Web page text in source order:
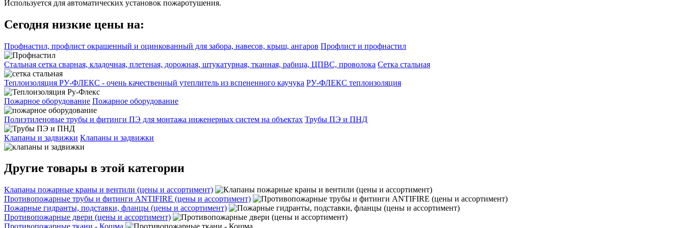
Используется для автоматических установок пожаротушения.
Сегодня низкие цены на:
Профнастил, профлист окрашенный и оцинкованный для забора, навесов, крыш, ангаров Профлист и профнастил
Стальная сетка сварная, кладочная, плетеная, дорожная, штукатурная, тканная, рабица, ЦПВС, проволока Сетка стальная
Теплоизоляция РУ-ФЛЕКС - очень качественный утеплитель из вспененного каучука РУ-ФЛЕКС теплоизоляция
Пожарное оборудование Пожарное оборудование
Полиэтиленовые трубы и фитинги ПЭ для монтажа инженерных систем на объектах Трубы ПЭ и ПНД
Клапаны и задвижки Клапаны и задвижки
Другие товары в этой категории
Клапаны пожарные краны и вентили (цены и ассортимент)
Противопожарные трубы и фитинги ANTIFIRE (цены и ассортимент)
Пожарные гидранты, подставки, фланцы (цены и ассортимент)
Противопожарные двери (цены и ассортимент)